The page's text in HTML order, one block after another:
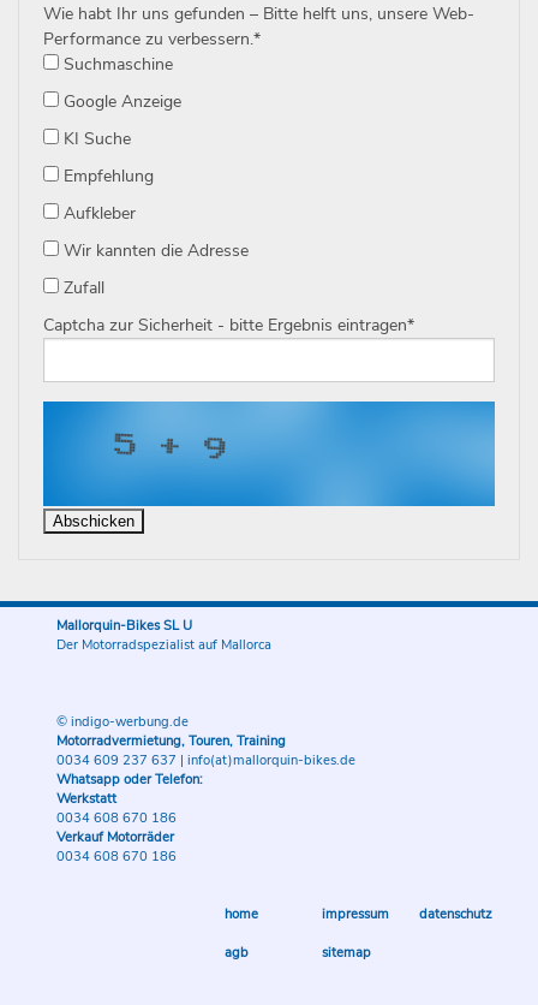
Wie habt Ihr uns gefunden – Bitte helft uns, unsere Web-
Performance zu verbessern.*
Suchmaschine
Google Anzeige
KI Suche
Empfehlung
Aufkleber
Wir kannten die Adresse
Zufall
Captcha zur Sicherheit - bitte Ergebnis eintragen*
Mallorquin-Bikes SL U
Der Motorradspezialist auf Mallorca
© indigo-werbung.de
Motorradvermietung, Touren, Training
0034 609 237 637 | info(at)mallorquin-bikes.de
Whatsapp oder Telefon:
Werkstatt
0034 608 670 186
Verkauf Motorräder
0034 608 670 186
home impressum datenschutz
agb sitemap